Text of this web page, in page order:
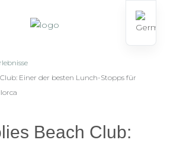
Einer der besten Lunch-Stopps für
Beach Club: